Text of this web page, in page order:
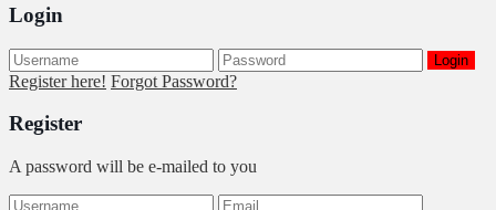
Login
Login
Register here! Forgot Password?
Register
A password will be e-mailed to you